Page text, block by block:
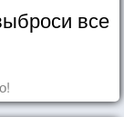
все